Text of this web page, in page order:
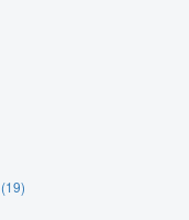
(19)